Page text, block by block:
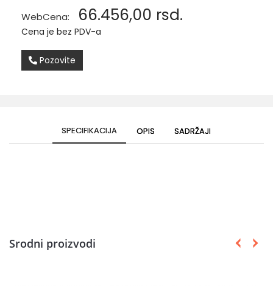
WebCena: 66.456,00 rsd.
Cena je bez PDV-a
Pozovite
SPECIFIKACIJA OPIS SADRŽAJI
Srodni proizvodi